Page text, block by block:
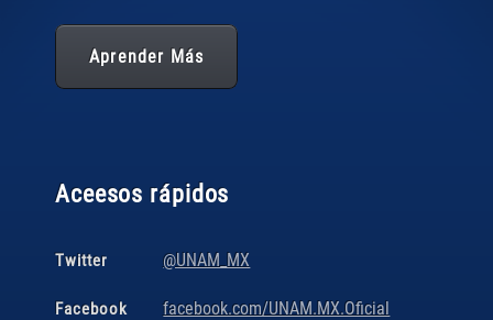
Aprender Más
Aceesos rápidos
Twitter @UNAM_MX
Facebook facebook.com/UNAM.MX.Oficial